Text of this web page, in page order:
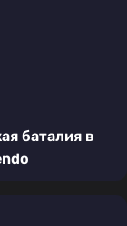
баталия в